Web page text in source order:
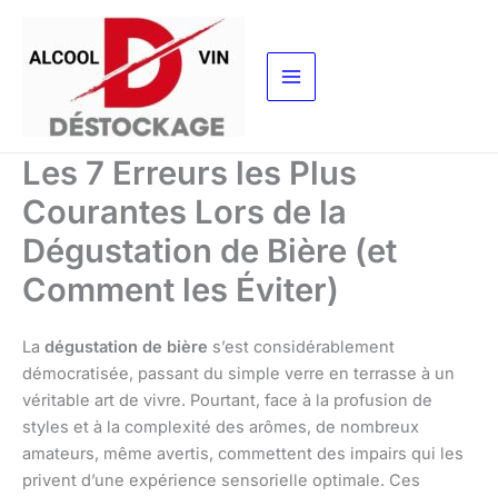
contenu
Les 7 Erreurs les Plus
Courantes Lors de la
Dégustation de Bière (et
Comment les Éviter)
La dégustation de bière s’est considérablement
démocratisée, passant du simple verre en terrasse à un
véritable art de vivre. Pourtant, face à la profusion de
styles et à la complexité des arômes, de nombreux
amateurs, même avertis, commettent des impairs qui les
privent d’une expérience sensorielle optimale. Ces